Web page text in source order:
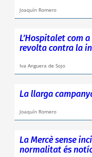
Joaquín Romero
L’Hospitalet com
revolta contra la
Iva Anguera de Sojo
La llarga
Joaquín Romero
La Mercè sense
normalitat és